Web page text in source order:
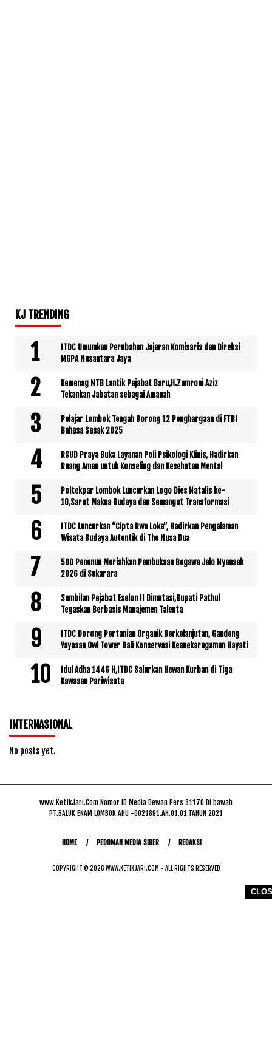
KJ TRENDING
ITDC Umumkan Perubahan Jajaran Komisaris dan Direksi
MGPA Nusantara Jaya
Kemenag NTB Lantik Pejabat Baru,H.Zamroni Aziz
Tekankan Jabatan sebagai Amanah
Pelajar Lombok Tengah Borong 12 Penghargaan di FTBI
Bahasa Sasak 2025
RSUD Praya Buka Layanan Poli Psikologi Klinis, Hadirkan
Ruang Aman untuk Konseling dan Kesehatan Mental
Poltekpar Lombok Luncurkan Logo Dies Natalis ke-
10,Sarat Makna Budaya dan Semangat Transformasi
ITDC Luncurkan “Cipta Rwa Loka”, Hadirkan Pengalaman
Wisata Budaya Autentik di The Nusa Dua
500 Penenun Meriahkan Pembukaan Begawe Jelo Nyensek
2026 di Sukarara
Sembilan Pejabat Eselon II Dimutasi,Bupati Pathul
Tegaskan Berbasis Manajemen Talenta
ITDC Dorong Pertanian Organik Berkelanjutan, Gandeng
Yayasan Owl Tower Bali Konservasi Keanekaragaman Hayati
Idul Adha 1446 H,ITDC Salurkan Hewan Kurban di Tiga
Kawasan Pariwisata
INTERNASIONAL
No posts yet.
www.KetikJari.Com Nomor ID Media Dewan Pers 31170 Di bawah
PT.BALUK ENAM LOMBOK AHU -0021891.AH.01.01.TAHUN 2021
HOME PEDOMAN MEDIA SIBER REDAKSI
COPYRIGHT © 2026 WWW.KETIKJARI.COM - ALL RIGHTS RESERVED